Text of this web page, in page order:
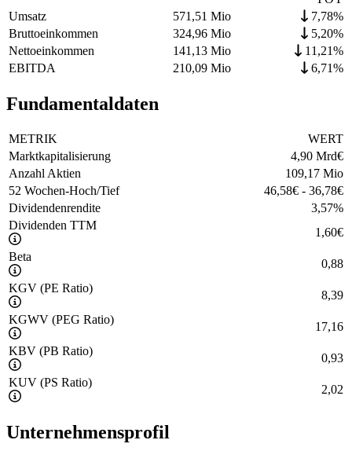
Umsatz
571,51 Mio
7,78%
Bruttoeinkommen
324,96 Mio
5,20%
Nettoeinkommen
141,13 Mio
11,21%
EBITDA
210,09 Mio 6,71%
Fundamentaldaten
METRIK
WERT
Marktkapitalisierung
4,90 Mrd€
Anzahl Aktien
109,17 Mio
52 Wochen-Hoch/Tief
46,58€ - 36,78€
Dividendenrendite
3,57%
Dividenden TTM
1,60€
Beta
0,88
KGV (PE Ratio)
8,39
KGWV (PEG Ratio)
17,16
KBV (PB Ratio)
0,93
KUV (PS Ratio)
2,02
Unternehmensprofil